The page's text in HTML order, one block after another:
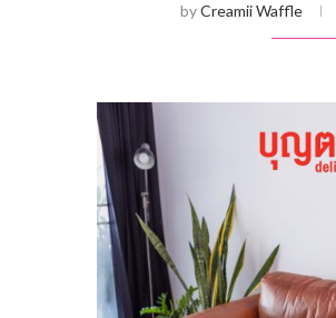
byCreamii Waffle